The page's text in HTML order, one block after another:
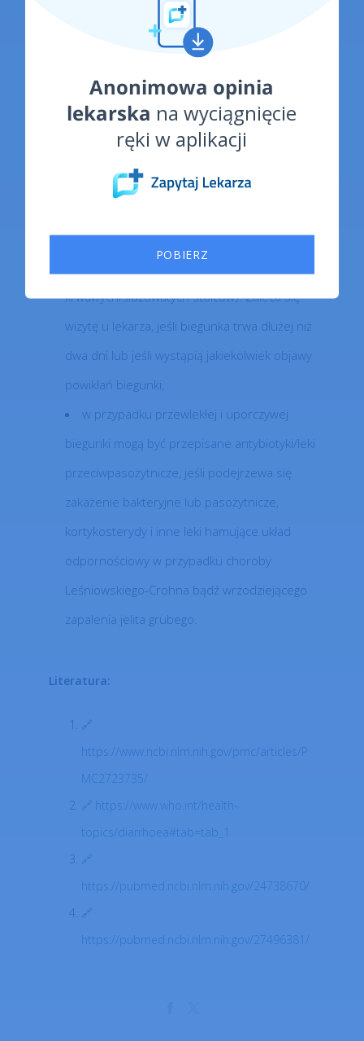
ostra biegunka jest zwykle leczona w
domu za pomocą leków bez recepty, takich
jak loperamid oraz nawodnienia. (Specjaliści
leczenia się w przypadku jakichkolwiek
krwawych/śluzowatych stolców). Zaleca się
wizytę u lekarza, jeśli biegunka trwa dłużej niż
dwa dni lub jeśli wystąpią jakiekolwiek objawy
powikłań biegunki,
w przypadku przewlekłej i uporczywej
biegunki mogą być przepisane antybiotyki/leki
przeciwpasożytnicze, jeśli podejrzewa się
zakażenie bakteryjne lub pasożytnicze,
kortykosterydy i inne leki hamujące układ
odpornościowy w przypadku choroby
Leśniowskiego-Crohna bądź wrzodziejącego
zapalenia jelita grubego.
Literatura:
https://www.ncbi.nlm.nih.gov/pmc/articles/P
MC2723735/
https://www.who.int/health-
topics/diarrhoea#tab=tab_1
https://pubmed.ncbi.nlm.nih.gov/24738670/
https://pubmed.ncbi.nlm.nih.gov/27496381/
Anonimowa opinia
lekarska na wyciągnięcie
ręki w aplikacji
POBIERZ